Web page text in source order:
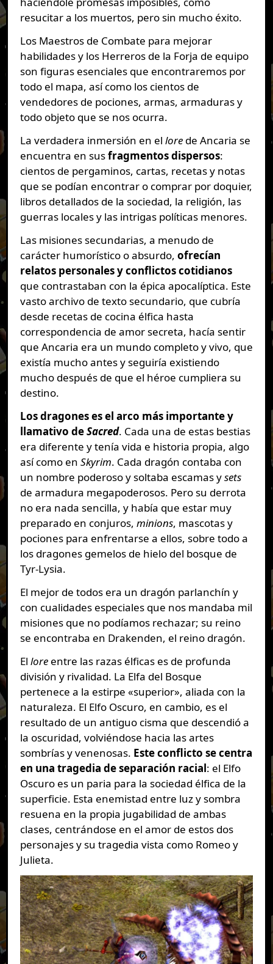
resucitar a los muertos, pero sin mucho éxito.
Los Maestros de Combate para mejorar
habilidades y los Herreros de la Forja de equipo
son figuras esenciales que encontraremos por
todo el mapa, así como los cientos de
vendedores de pociones, armas, armaduras y
todo objeto que se nos ocurra.
La verdadera inmersión en el lorede Ancaria se
encuentra en susfragmentos dispersos:
cientos de pergaminos, cartas, recetas y notas
que se podían encontrar o comprar por doquier,
libros detallados de la sociedad, la religión, las
guerras locales y las intrigas políticas menores.
Las misiones secundarias, a menudo de
carácter humorístico o absurdo, ofrecían
relatos personales y conflictos cotidianos
que contrastaban con la épica apocalíptica. Este
vasto archivo de texto secundario, que cubría
desde recetas de cocina élfica hasta
correspondencia de amor secreta, hacía sentir
que Ancaria era un mundo completo y vivo, que
existía mucho antes y seguiría existiendo
mucho después de que el héroe cumpliera su
destino.
Los dragones es el arco más importante y
llamativo deSacred. Cada una de estas bestias
era diferente y tenía vida e historia propia, algo
así como en Skyrim. Cada dragón contaba con
un nombre poderoso y soltaba escamas ysets
de armadura megapoderosos. Pero su derrota
no era nada sencilla, y había que estar muy
preparado en conjuros, minions, mascotas y
pociones para enfrentarse a ellos, sobre todo a
los dragones gemelos de hielo del bosque de
Tyr-Lysia.
El mejor de todos era un dragón parlanchín y
con cualidades especiales que nos mandaba mil
misiones que no podíamos rechazar; su reino
se encontraba en Drakenden, el reino dragón.
El loreentre las razas élficas es de profunda
división y rivalidad. La Elfa del Bosque
pertenece a la estirpe «superior», aliada con la
naturaleza. El Elfo Oscuro, en cambio, es el
resultado de un antiguo cisma que descendió a
la oscuridad, volviéndose hacia las artes
sombrías y venenosas. Este conflicto se centra
en una tragedia de separación racial: el Elfo
Oscuro es un paria para la sociedad élfica de la
superficie. Esta enemistad entre luz y sombra
resuena en la propia jugabilidad de ambas
clases, centrándose en el amor de estos dos
personajes y su tragedia vista como Romeo y
Julieta.